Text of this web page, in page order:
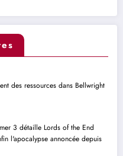
des ressources dans Bellwright
3 détaille Lords of the End
l'apocalypse annoncée depuis